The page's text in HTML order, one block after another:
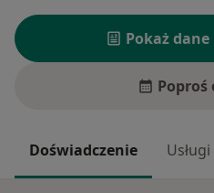
Pokaż
Poproś
Doświadczenie